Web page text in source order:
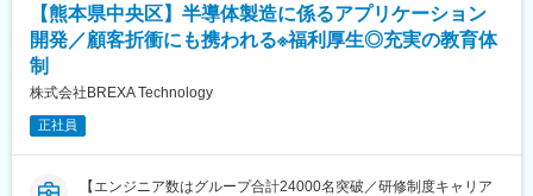
人材派遣、人材紹介、アウトソーシング事業を展開し、九州エリ
アの企業の人材課題解決を支援しています。地域密着型の営業ス
つなぎ、地域社会の発展に貢献し続けています。設立から25年以
◆働く環境：当ポジションでは残業20h程度、配属先によって多
少前後しますが全社月平均では20h程度になります。また、年休
■当社の魅力ポイント
◎リスキリング「キャリア大学」でスキルも給与もUP
べる任意のスキルアップ支援制度です。今までのキャリアでは学
【熊本県中央区】半導体製造に係るアプリケーション
開発／顧客折衝にも携われる※福利厚生◎充実の教育体
制
株式会社BREXA Technology
正社員
【エンジニア数はグループ合計24000名突破／研修制度キャリア